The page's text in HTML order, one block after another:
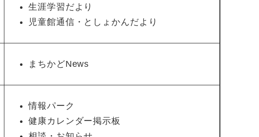
生涯学習だより
児童館通信・としょかんだより
まちかどNews
情報パーク
健康カレンダー掲示板